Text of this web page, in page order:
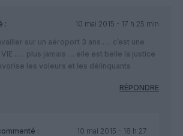
:
10 mai 2015 - 17 h 25 min
sur un aéroport 3 ans …. c’est une
VIE ….. plus jamais … elle est belle la justice
les voleurs et les délinquants
RÉPONDRE
:
10 mai 2015 - 18 h 27